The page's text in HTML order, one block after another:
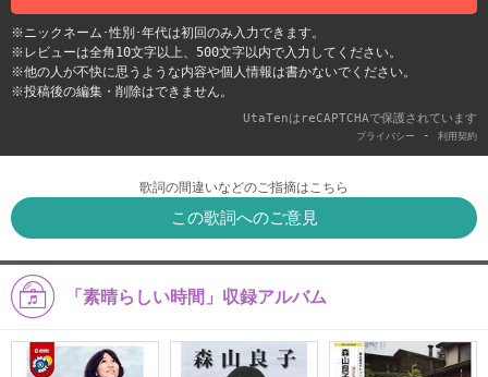
※ニックネーム･性別･年代は初回のみ入力できます。
※レビューは全角10文字以上、500文字以内で入力してください。
※他の人が不快に思うような内容や個人情報は書かないでください。
※投稿後の編集・削除はできません。
UtaTenはreCAPTCHAで保護されています
プライバシー - 利用契約
歌詞の間違いなどのご指摘はこちら
この歌詞へのご意見
「素晴らしい時間」収録アルバム